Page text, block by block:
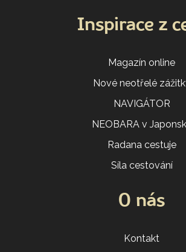
Inspirace z
Magazín online
Nové neotřelé
NAVIGÁTOR
NEOBARA v
Radana cestuje
Síla cestování
O nás
Kontakt